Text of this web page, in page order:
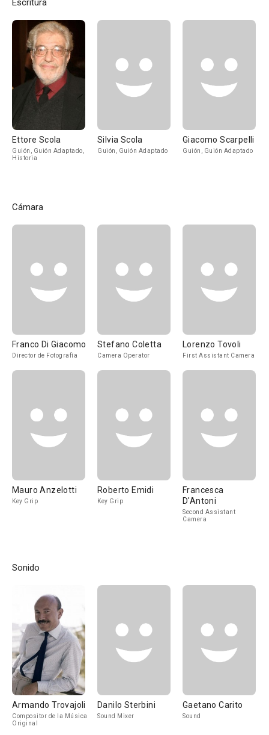
Escritura
Ettore Scola
Guión, Guión Adaptado,
Historia
Silvia Scola
Guión, Guión Adaptado
Giacomo Scarpelli
Guión, Guión Adaptado
Cámara
Franco Di Giacomo
Director de Fotografía
Stefano Coletta
Camera Operator
Lorenzo Tovoli
First Assistant Camera
Mauro Anzelotti
Key Grip
Roberto Emidi
Key Grip
Francesca
D'Antoni
Second Assistant
Camera
Sonido
Armando Trovajoli
Compositor de la Música
Original
Danilo Sterbini
Sound Mixer
Gaetano Carito
Sound